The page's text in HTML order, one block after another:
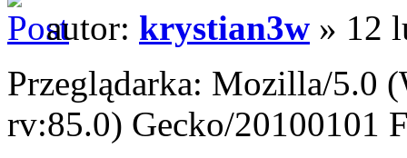
autor: krystian3w » 12
Przeglądarka: Mozilla/5.0
rv:85.0) Gecko/20100101